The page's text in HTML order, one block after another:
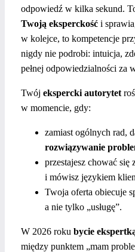
odpowiedź w kilka sekund.
Twoją eksperckość i
w kolejce, to kompetencje
nigdy nie podrobi: intuicja,
pełnej odpowiedzialności za
Twój ekspercki autorytet
w momencie, gdy:
zamiast ogólnych rad,
rozwiązywanie
przestajesz chować
i mówisz językiem
Twoja oferta obiecuje
a nie tylko „usługę”.
W 2026 roku bycie
między punktem „mam